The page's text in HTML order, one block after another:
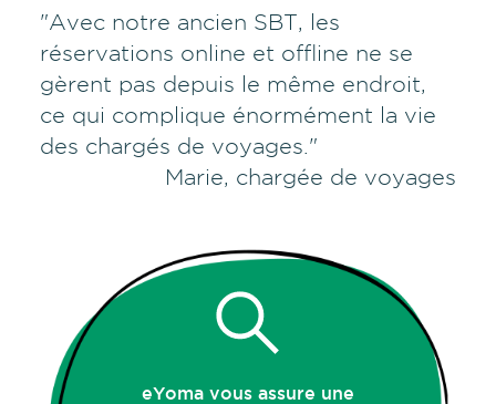
"Avec notre ancien SBT, les
réservations online et offline ne se
gèrent pas depuis le même endroit,
ce qui complique énormément la vie
des chargés de voyages."
Marie, chargée de voyages
eYoma vous assure une